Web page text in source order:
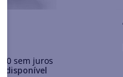
70sem juros